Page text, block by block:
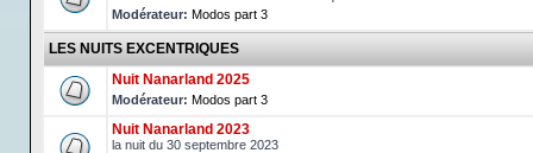
Modérateur: Modos part 3
LES NUITS EXCENTRIQUES
Nuit Nanarland 2025
Modérateur: Modos part 3
Nuit Nanarland 2023
la nuit du 30 septembre 2023